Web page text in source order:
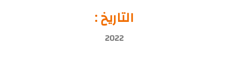
التاريخ :
2022